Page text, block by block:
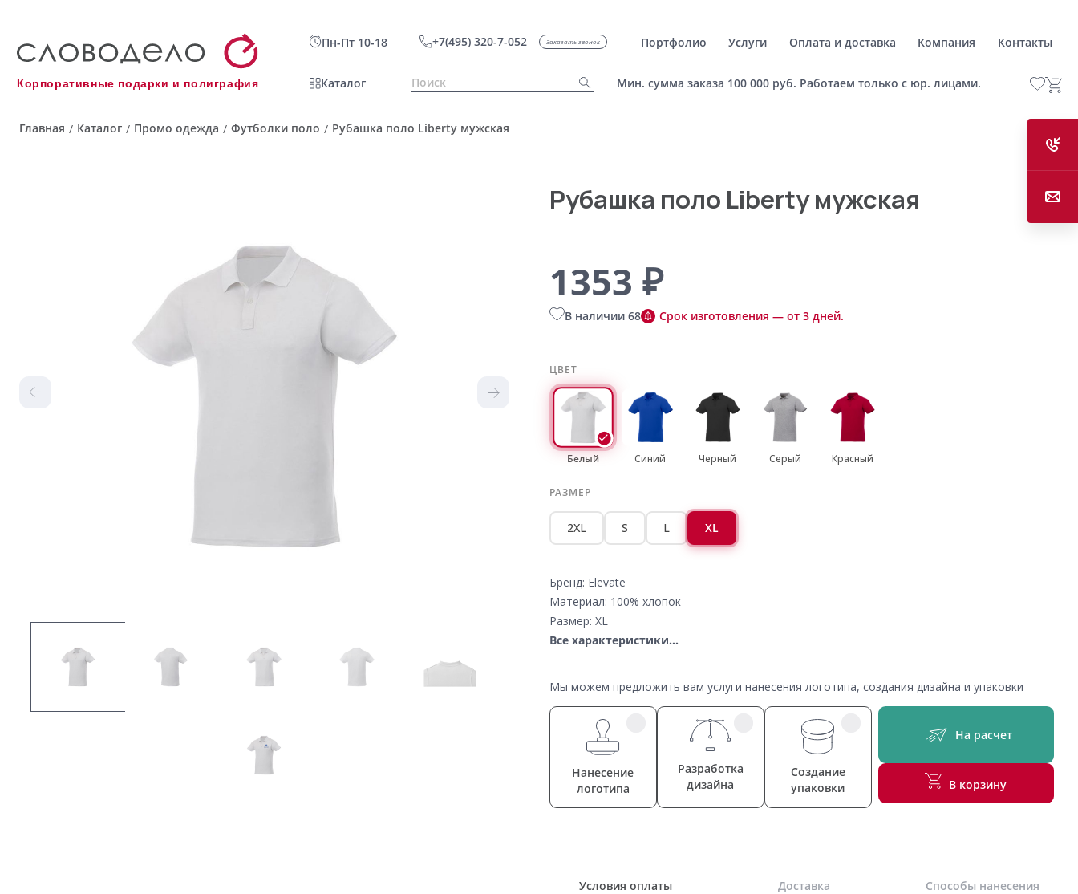
Корпоративные подарки и полиграфия
Пн-Пт 10-18 +7(495) 320-7-052 Заказать звонок Портфолио Услуги Оплата и доставка Компания Контакты
Каталог Мин. сумма заказа 100 000 руб. Работаем только с юр. лицами.
Главная / Каталог / Промо одежда / Футболки поло / Рубашка поло Liberty мужская
Рубашка поло Liberty мужская
1353 ₽
В наличии 68 Срок изготовления — от 3 дней.
ЦВЕТ
Белый Синий Черный Серый Красный
РАЗМЕР
2XL S L XL
Бренд: Elevate
Материал: 100% хлопок
Размер: XL
Все характеристики...
Мы можем предложить вам услуги нанесения логотипа, создания дизайна и упаковки
Нанесение
логотипа
Разработка
дизайна
Создание
упаковки
На расчет
В корзину
Условия оплаты Доставка Способы нанесения